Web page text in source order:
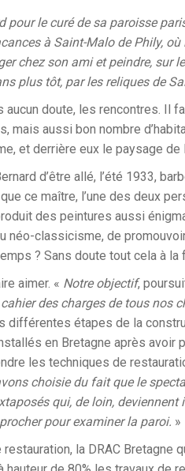
pour le curé de sa paroisse
à Saint-Malo de Phily,
chez son ami et peindre, sur
plus tôt, par les reliques de
aucun doute, les rencontres. Il
mais aussi bon nombre
et derrière eux le paysage de
d’être allé, l’été 1933,
ce maître, l’une des deux
des peintures aussi
néo-classicisme, de
? Sans doute tout cela à la
aimer. « Notre objectif,
des charges de tous nos
différentes étapes de la
en Bretagne après avoir
les techniques de
choisie du fait que le
qui, de loin, deviennent
pour examiner la paroi. »
la DRAC Bretagne